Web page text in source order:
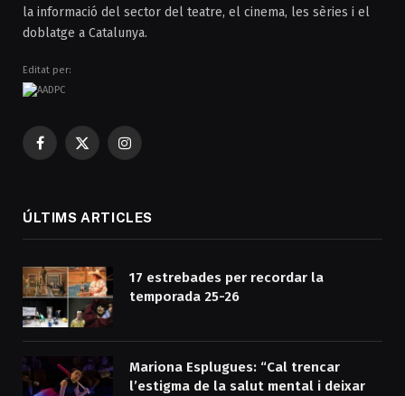
la informació del sector del teatre, el cinema, les sèries i el
doblatge a Catalunya.
Editat per:
Facebook
X
Instagram
ÚLTIMS ARTICLES
17 estrebades per recordar la
temporada 25-26
Mariona Esplugues: “Cal trencar
l’estigma de la salut mental i deixar